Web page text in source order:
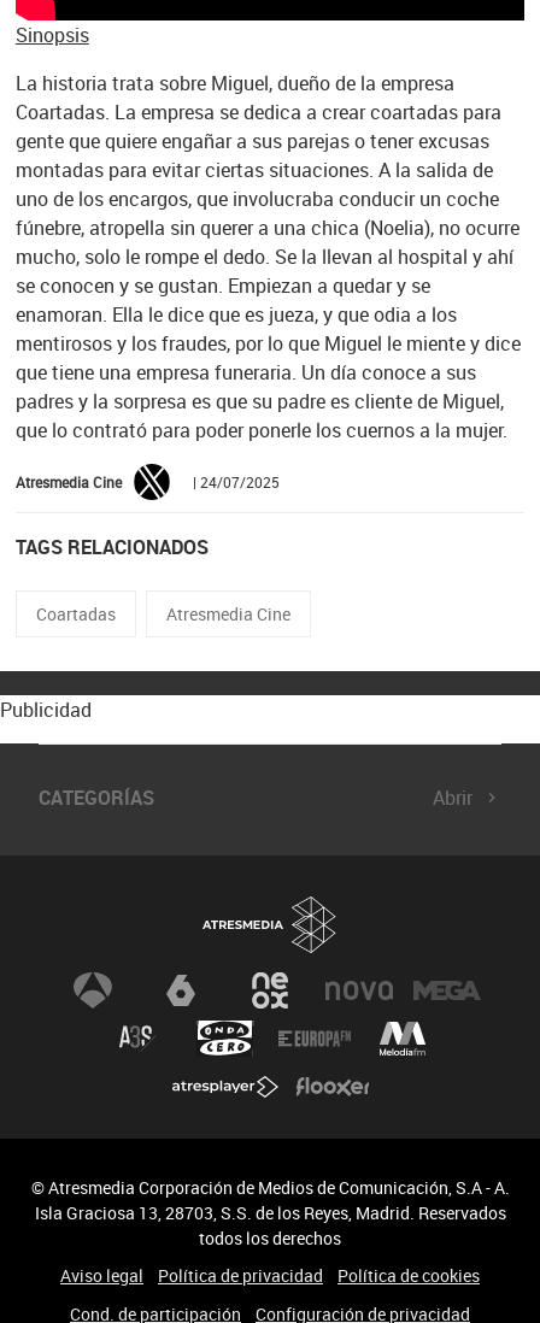
Sinopsis
La historia trata sobre Miguel, dueño de la empresa
Coartadas. La empresa se dedica a crear coartadas para
gente que quiere engañar a sus parejas o tener excusas
montadas para evitar ciertas situaciones. A la salida de
uno de los encargos, que involucraba conducir un coche
fúnebre, atropella sin querer a una chica (Noelia), no ocurre
mucho, solo le rompe el dedo. Se la llevan al hospital y ahí
se conocen y se gustan. Empiezan a quedar y se
enamoran. Ella le dice que es jueza, y que odia a los
mentirosos y los fraudes, por lo que Miguel le miente y dice
que tiene una empresa funeraria. Un día conoce a sus
padres y la sorpresa es que su padre es cliente de Miguel,
que lo contrató para poder ponerle los cuernos a la mujer.
Atresmedia Cine | 24/07/2025
TAGS RELACIONADOS
Coartadas Atresmedia Cine
Publicidad
CATEGORÍAS Abrir
© Atresmedia Corporación de Medios de Comunicación, S.A - A.
Isla Graciosa 13, 28703, S.S. de los Reyes, Madrid. Reservados
todos los derechos
Aviso legal
Política de privacidad
Política de cookies
Cond. de participación
Configuración de privacidad